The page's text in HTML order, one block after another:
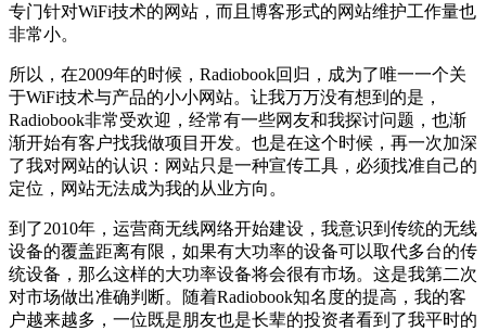
专门针对WiFi技术的网站，而且博客形式的网站维护工作量也
非常小。
所以，在2009年的时候，Radiobook回归，成为了唯一一个关
于WiFi技术与产品的小小网站。让我万万没有想到的是，
Radiobook非常受欢迎，经常有一些网友和我探讨问题，也渐
渐开始有客户找我做项目开发。也是在这个时候，再一次加深
了我对网站的认识：网站只是一种宣传工具，必须找准自己的
定位，网站无法成为我的从业方向。
到了2010年，运营商无线网络开始建设，我意识到传统的无线
设备的覆盖距离有限，如果有大功率的设备可以取代多台的传
统设备，那么这样的大功率设备将会很有市场。这是我第二次
对市场做出准确判断。随着Radiobook知名度的提高，我的客
户越来越多，一位既是朋友也是长辈的投资者看到了我平时的